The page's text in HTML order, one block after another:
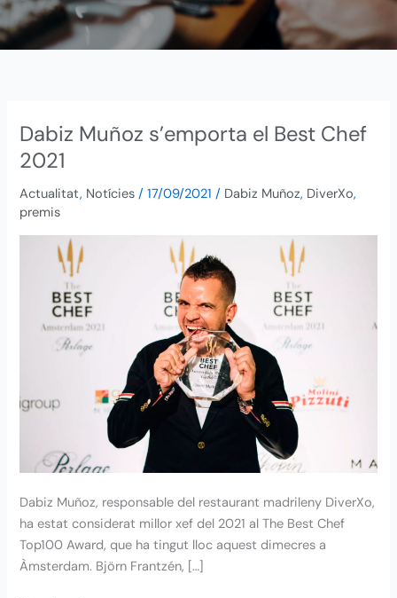
Dabiz Muñoz s’emporta el Best Chef
2021
Actualitat, Notícies /17/09/2021/ Dabiz Muñoz, DiverXo,
premis
Dabiz Muñoz, responsable del restaurant madrileny DiverXo,
ha estat considerat millor xef del 2021 al The Best Chef
Top100 Award, que ha tingut lloc aquest dimecres a
Àmsterdam. Björn Frantzén, […]
Dabiz
Muñoz
s’emporta
el
Best
Chef